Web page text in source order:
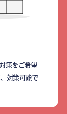
策をご希望
対策可能で